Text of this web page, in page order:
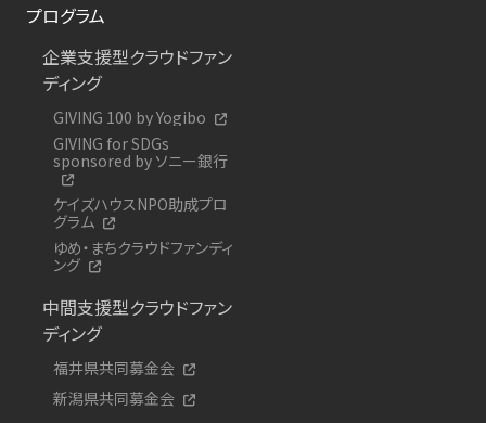
プログラム
企業支援型クラウドファン
ディング
GIVING 100 by Yogibo
GIVING for SDGs
sponsored by ソニー銀行
ケイズハウスNPO助成プロ
グラム
ゆめ・まちクラウドファンディ
ング
中間支援型クラウドファン
ディング
福井県共同募金会
新潟県共同募金会